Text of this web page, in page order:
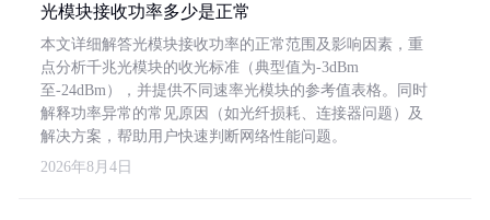
光模块接收功率多少是正常
本文详细解答光模块接收功率的正常范围及影响因素，重
点分析千兆光模块的收光标准（典型值为-3dBm
至-24dBm），并提供不同速率光模块的参考值表格。同时
解释功率异常的常见原因（如光纤损耗、连接器问题）及
解决方案，帮助用户快速判断网络性能问题。
2026年8月4日